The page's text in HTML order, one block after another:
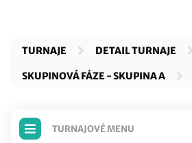
TURNAJE DETAIL TURNAJE
SKUPINOVÁ FÁZE - SKUPINA A
TURNAJOVÉ MENU